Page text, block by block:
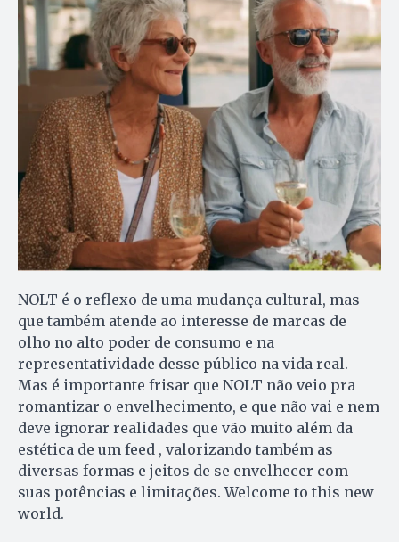
NOLT é o reflexo de uma mudança cultural, mas
que também atende ao interesse de marcas de
olho no alto poder de consumo e na
representatividade desse público na vida real.
Mas é importante frisar que NOLT não veio pra
romantizar o envelhecimento, e que não vai e nem
deve ignorar realidades que vão muito além da
estética de um feed , valorizando também as
diversas formas e jeitos de se envelhecer com
suas potências e limitações. Welcome to this new
world.